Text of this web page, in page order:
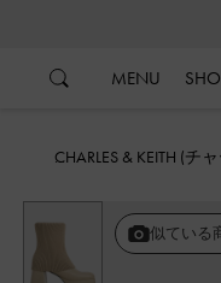
MENU
CHARLES & KEITH (
似ている